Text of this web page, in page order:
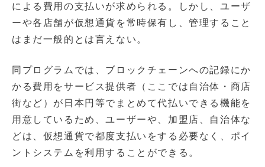
による費用の支払いが求められる。しかし、ユーザ
ーや各店舗が仮想通貨を常時保有し、管理すること
はまだ一般的とは言えない。
同プログラムでは、ブロックチェーンへの記録にか
かる費用をサービス提供者（ここでは自治体・商店
街など）が日本円等でまとめて代払いできる機能を
用意しているため、ユーザーや、加盟店、自治体な
どは、仮想通貨で都度支払いをする必要なく、ポイ
ントシステムを利用することができる。